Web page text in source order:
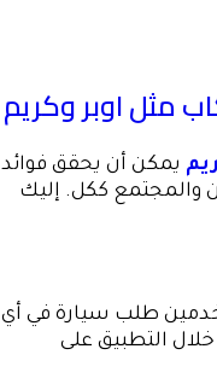
مثل اوبر وكريم
يمكن أن يحقق فوائد
والمجتمع ككل. إليك
طلب سيارة في أي
التطبيق على